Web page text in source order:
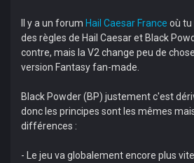
Il y a un forum Hail Caesar France où tu
des règles de Hail Caesar et Black
contre, mais la V2 change peu de
version Fantasy fan-made.
Black Powder (BP) justement c'est
donc les principes sont les mêmes
différences :
- Le jeu va globalement encore plus